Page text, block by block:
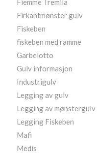
Fiemme Tremila
Firkantmønster gulv
Fiskeben
fiskeben med ramme
Garbelotto
Gulv informasjon
Industrigulv
Legging av gulv
Legging av mønstergulv
Legging Fiskeben
Mafi
Medis